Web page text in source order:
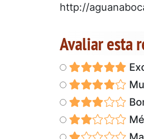
http://
Avaliar esta